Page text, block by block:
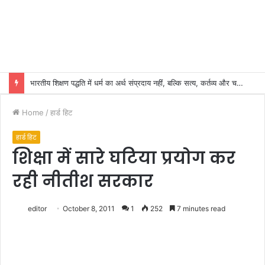
भारतीय शिक्षण पद्धति में धर्म का अर्थ संप्रदाय नहीं, बल्कि सत्य, कर्तव्य और चरित्र निर्माण है: विजय प्रकाश
Home / हार्ड हिट
हार्ड हिट
शिक्षा में सारे घटिया प्रयोग कर
रही नीतीश सरकार
editor October 8, 2011 1 252 7 minutes read